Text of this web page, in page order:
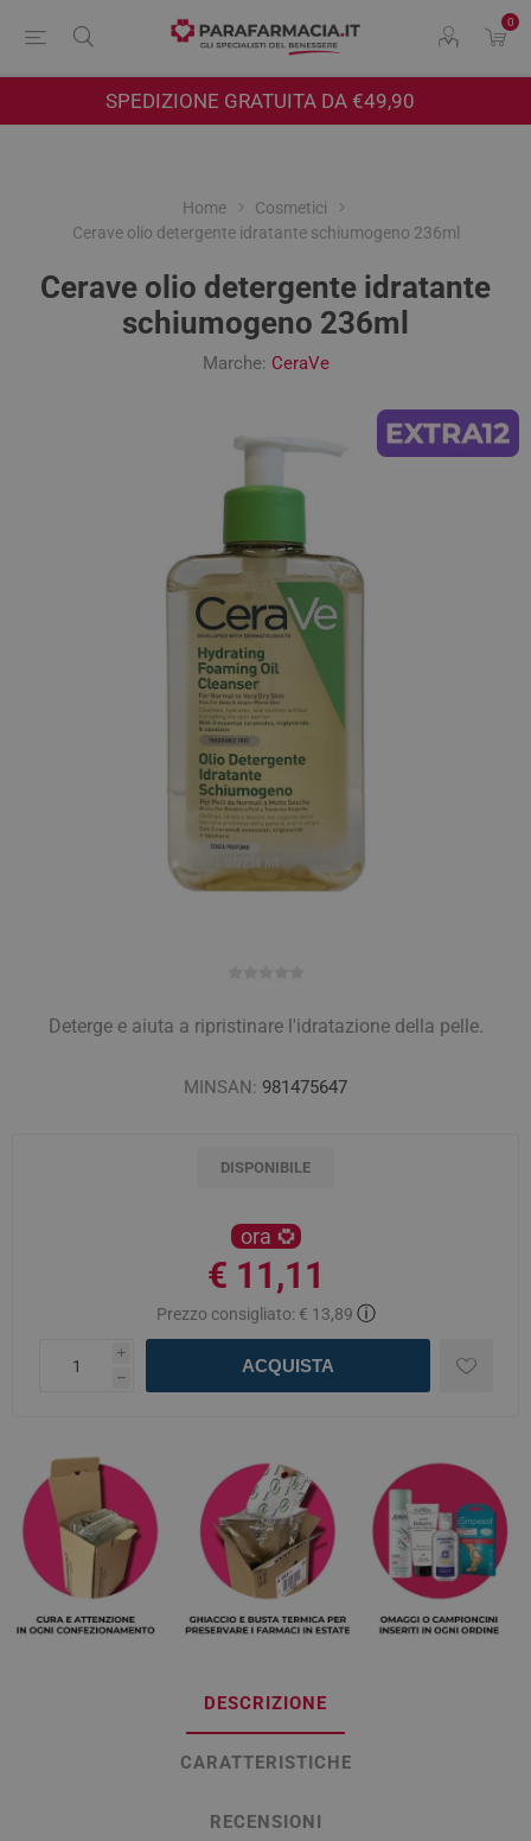
0
SPEDIZIONE GRATUITA DA €49,90
Home
Cosmetici
Cerave olio detergente idratante schiumogeno 236ml
Cerave olio detergente idratante
schiumogeno 236ml
Marche: CeraVe
Deterge e aiuta a ripristinare l'idratazione della pelle.
MINSAN: 981475647
DISPONIBILE
ora
€ 11,11
Prezzo consigliato: € 13,89 ⓘ
i
h
ACQUISTA
DESCRIZIONE
CARATTERISTICHE
RECENSIONI